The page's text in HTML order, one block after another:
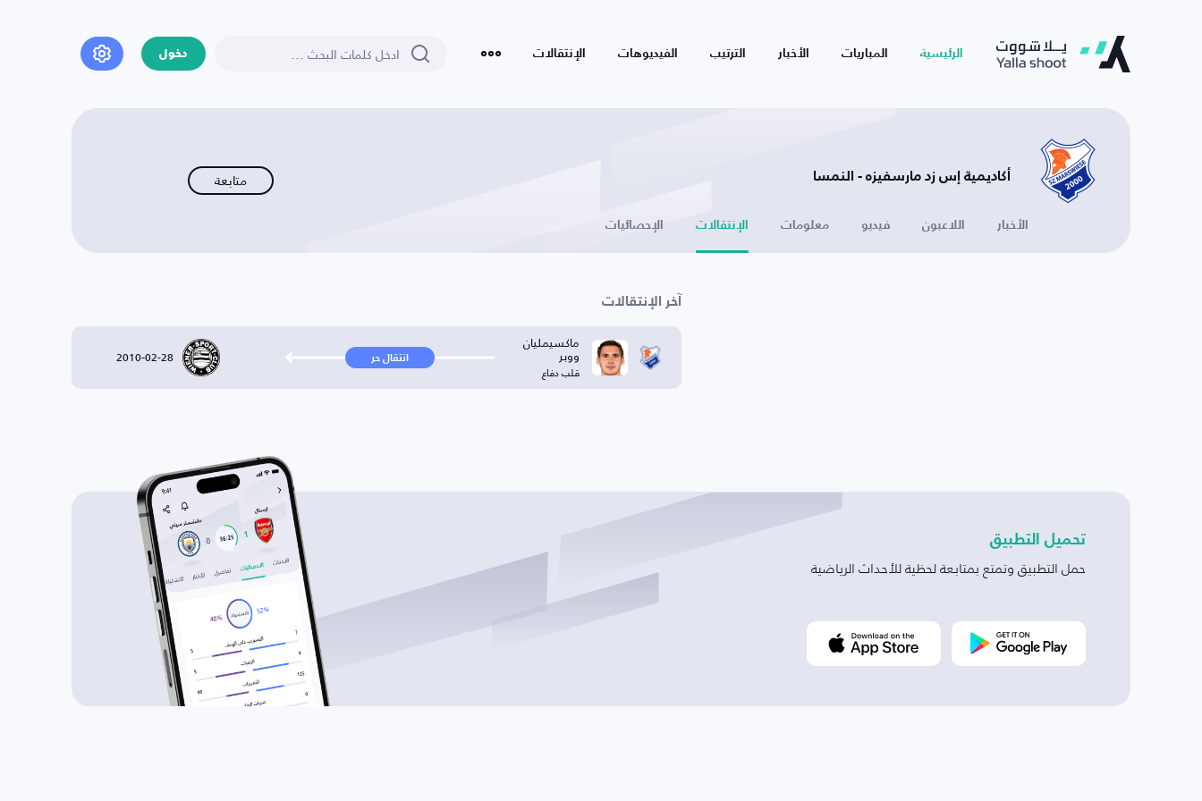
الرئيسية المباريات الأخبار الترتيب الفيديوهات الإنتقالات دخول
أكاديمية إس زد مارسفيزه - النمسا متابعة
الأخبار اللاعبون فيديو معلومات الإنتقالات الإحصائيات
آخر الإنتقالات
ماكسيمليان
ووبر
قلب دفاع
انتقال حر 2010-02-28
تحميل التطبيق
حمل التطبيق وتمتع بمتابعة لحظية للأحداث الرياضية